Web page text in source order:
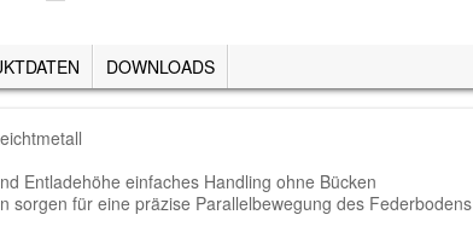
DOWNLOADS
Entladehöhe einfaches Handling ohne Bücken
sorgen für eine präzise Parallelbewegung des Federbodens